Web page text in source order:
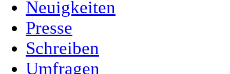
Neuigkeiten
Presse
Schreiben
Umfragen